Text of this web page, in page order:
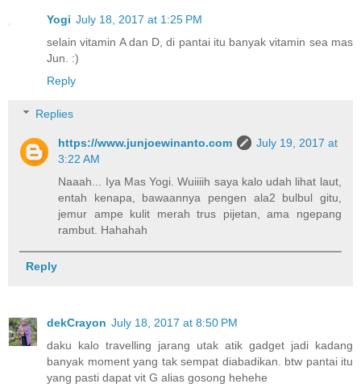
Yogi July 18, 2017 at 1:25 PM
selain vitamin A dan D, di pantai itu banyak vitamin sea mas
Jun. :)
Reply
Replies
https://www.junjoewinanto.com
July 19, 2017 at
3:22 AM
Naaah... Iya Mas Yogi. Wuiiiih saya kalo udah lihat laut,
entah kenapa, bawaannya pengen ala2 bulbul gitu,
jemur ampe kulit merah trus pijetan, ama ngepang
rambut. Hahahah
Reply
dekCrayon July 18, 2017 at 8:50 PM
daku kalo travelling jarang utak atik gadget jadi kadang
banyak moment yang tak sempat diabadikan. btw pantai itu
yang pasti dapat vit G alias gosong hehehe